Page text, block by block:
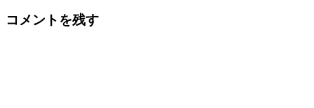
コメントを残す